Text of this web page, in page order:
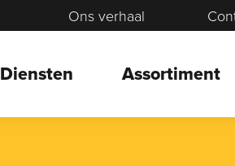
Ons verhaal
Diensten Assortiment